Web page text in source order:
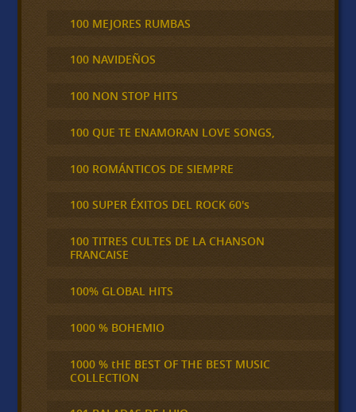
100 MEJORES RUMBAS
100 NAVIDEÑOS
100 NON STOP HITS
100 QUE TE ENAMORAN LOVE SONGS,
100 ROMÁNTICOS DE SIEMPRE
100 SUPER ÉXITOS DEL ROCK 60's
100 TITRES CULTES DE LA CHANSON
FRANCAISE
100% GLOBAL HITS
1000 % BOHEMIO
1000 % tHE BEST OF THE BEST MUSIC
COLLECTION